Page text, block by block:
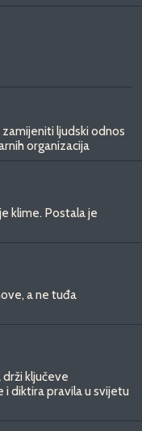
ljudski odnos
organizacija
klime. Postala je
a ne tuđa
ključeve
diktira pravila u svijetu